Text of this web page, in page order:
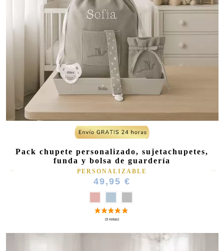
Pack chupete personalizado, sujetachupetes,
funda y bolsa de guardería
PERSONALIZABLE
49,95 €